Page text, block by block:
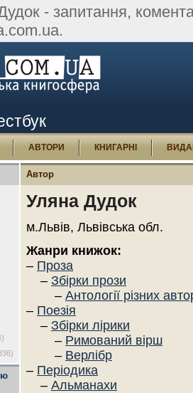
- запитання,
АВТОРИ КНИГАРНІ
Автор
Уляна Дудок
м.Львів, Львівська обл.
Жанри книжок:
– Проза
– Збірки прози
– Антології різних
– Поезія
– Збірки лірики
– Римований вірш
– Верлібр
– Періодика
– Альманахи